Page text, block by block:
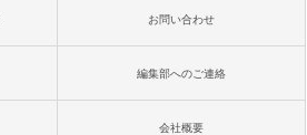
お問い合わせ
編集部へのご連絡
会社概要